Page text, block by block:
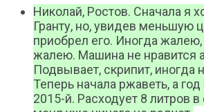
Николай, Ростов. Сначала я
Гранту, но, увидев меньшую
приобрел его. Иногда жалею,
жалею. Машина не нравится
Подвывает, скрипит, иногда
Теперь начала ржаветь, а
2015-й. Расходует 8 литров